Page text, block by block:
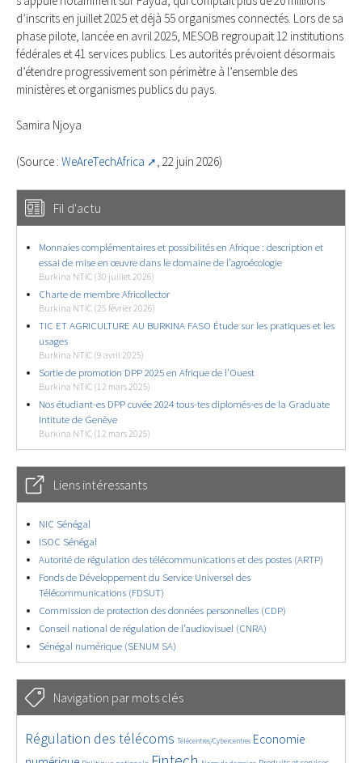
d’inscrits en juillet 2025 et déjà 55 organismes connectés. Lors de sa
phase pilote, lancée en avril 2025, MESOB regroupait 12 institutions
fédérales et 41 services publics. Les autorités prévoient désormais
d’étendre progressivement son périmètre à l’ensemble des
ministères et organismes publics du pays.
Samira Njoya
(Source : WeAreTechAfrica , 22 juin 2026)
Fil d'actu
Monnaies complémentaires et possibilités en Afrique : description et
essai de mise en œuvre dans le domaine de l’agroécologie
Burkina NTIC (30 juillet 2026)
Charte de membre Africollector
Burkina NTIC (25 février 2026)
TIC ET AGRICULTURE AU BURKINA FASO Étude sur les pratiques et les
usages
Burkina NTIC (9 avril 2025)
Sortie de promotion DPP 2025 en Afrique de l’Ouest
Burkina NTIC (12 mars 2025)
Nos étudiant-es DPP cuvée 2024 tous-tes diplomés-es de la Graduate
Intitute de Genève
Burkina NTIC (12 mars 2025)
Liens intéressants
NIC Sénégal
ISOC Sénégal
Autorité de régulation des télécommunications et des postes (ARTP)
Fonds de Développement du Service Universel des
Télécommunications (FDSUT)
Commission de protection des données personnelles (CDP)
Conseil national de régulation de l’audiovisuel (CNRA)
Sénégal numérique (SENUM SA)
Navigation par mots clés
4678/5773
Régulation des télécoms
368/5773 Télécentres/Cybercentres
3706/5773
Economie
1863/5773
5290/5773
675/5773
2403/5773
1599/5773